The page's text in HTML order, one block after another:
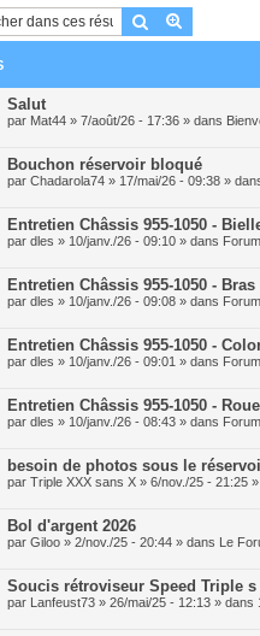
Rechercher
Salut
par Mat44 » 7/août/26 - 17:36 » dans
Bouchon réservoir bloqué
par Chadarola74 » 17/mai/26 - 09:38 »
Entretien Châssis 955-1050 -
par dles » 10/janv./26 - 09:10 » dans
Entretien Châssis 955-1050 -
par dles » 10/janv./26 - 09:08 » dans
Entretien Châssis 955-1050 -
par dles » 10/janv./26 - 09:01 » dans
Entretien Châssis 955-1050 -
par dles » 10/janv./26 - 08:43 » dans
besoin de photos sous le
par Triple XXX sans X » 6/nov./25 - 21:25
Bol d'argent 2026
par Giloo » 2/nov./25 - 20:44 » dans Le
Soucis rétroviseur Speed Triple s
par Lanfeust73 » 26/mai/25 - 12:13 » dans